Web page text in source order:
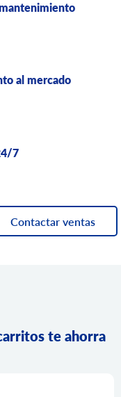
al mercado
7
Contactar ventas
te ahorra